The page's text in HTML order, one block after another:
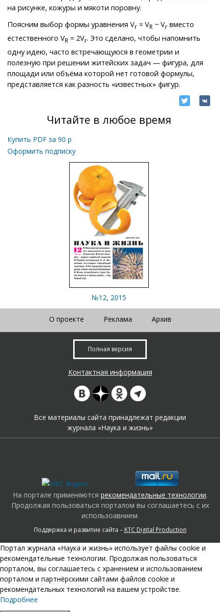
на рисунке, кожуры и мякоти поровну.
Поясним выбор формы уравнения Vr = VR − Vr вместо
естественного VR = 2Vr. Это сделано, чтобы напомнить
одну идею, часто встречающуюся в геометрии и
полезную при решении житейских задач — фигура, для
площади или объёма которой нет готовой формулы,
представляется как разность «известных» фигур.
Читайте в любое время
Купить PDF за 90 р
Оформить подписку
№12, 2015
О проекте Реклама Архив
Полная версия
Контактная информация
Все материалы сайта принадлежат редакции
журнала «Наука и жизнь»
На портале применяются рекомендательные технологии.
Продолжая пользоваться порталом вы соглашаетесь с их
использоавнием.
Поддержка и развитие сайта – KTC Digital Production
Портал журнала «Наука и жизнь» использует файлы cookie и
рекомендательные технологии. Продолжая пользоваться
порталом, вы соглашаетесь с хранением и использованием
порталом и партнёрскими сайтами файлов cookie и
рекомендательных технологий на вашем устройстве.
Подробнее